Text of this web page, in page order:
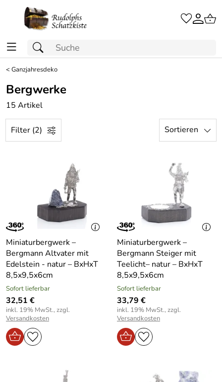
<Ganzjahresdeko
Bergwerke
15 Artikel
Filter (2) Sortieren
Miniaturbergwerk –
Bergmann Altvater mit
Edelstein - natur – BxHxT
8,5x9,5x6cm
Sofort lieferbar
32,51 €
inkl. 19% MwSt., zzgl.
Versandkosten
Miniaturbergwerk –
Bergmann Steiger mit
Teelicht– natur – BxHxT
8,5x9,5x6cm
Sofort lieferbar
33,79 €
inkl. 19% MwSt., zzgl.
Versandkosten